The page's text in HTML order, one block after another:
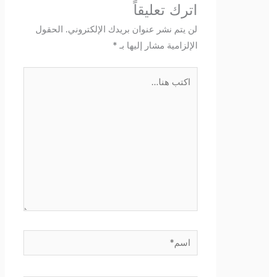
اترك تعليقاً
لن يتم نشر عنوان بريدك الإلكتروني. الحقول
الإلزامية مشار إليها بـ*